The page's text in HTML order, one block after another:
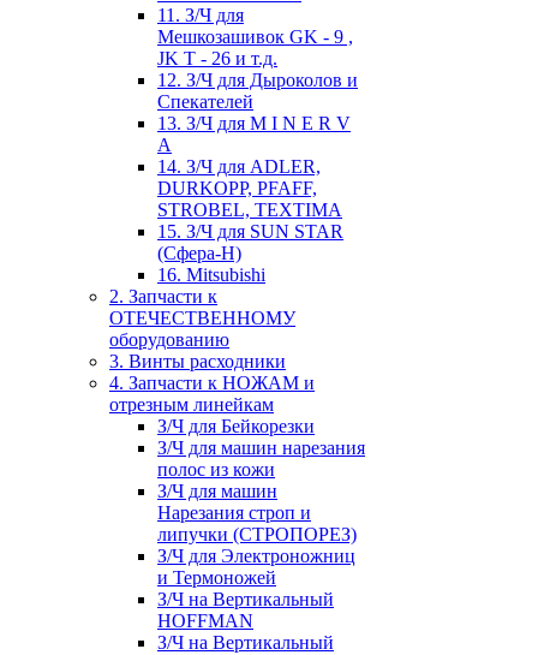
11. З/Ч для
Мешкозашивок GK - 9 ,
JK T - 26 и т.д.
12. З/Ч для Дыроколов и
Спекателей
13. З/Ч для M I N E R V
A
14. З/Ч для ADLER,
DURKOPP, PFAFF,
STROBEL, TEXTIMA
15. З/Ч для SUN STAR
(Сфера-Н)
16. Mitsubishi
2. Запчасти к
ОТЕЧЕСТВЕННОМУ
оборудованию
3. Винты расходники
4. Запчасти к НОЖАМ и
отрезным линейкам
З/Ч для Бейкорезки
З/Ч для машин нарезания
полос из кожи
З/Ч для машин
Нарезания строп и
липучки (СТРОПОРЕЗ)
З/Ч для Электроножниц
и Термоножей
З/Ч на Вертикальный
HOFFMAN
З/Ч на Вертикальный